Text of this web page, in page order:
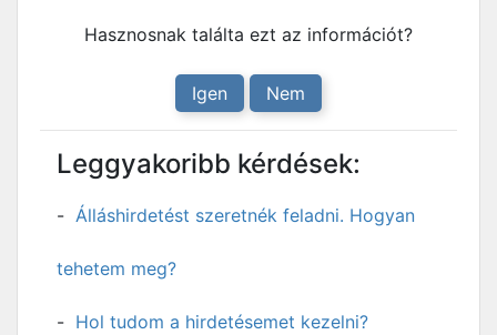
Hasznosnak találta ezt az információt?
Igen Nem
Leggyakoribb kérdések:
Álláshirdetést szeretnék feladni. Hogyan
tehetem meg?
Hol tudom a hirdetésemet kezelni?